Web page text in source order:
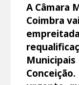
A Câmara
Coimbra
Municipais